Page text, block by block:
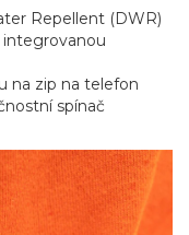
Repellent (DWR)
integrovanou
na zip na telefon
spínač